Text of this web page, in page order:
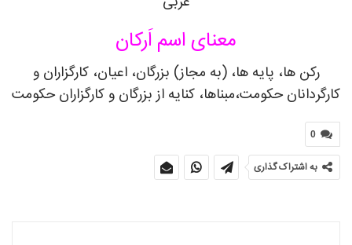
معنای اسم اَرکان
رکن ها، پایه ها، (به مجاز) بزرگان، اعیان، کارگزاران و
کارگردانان حکومت،مبناها، کنایه از بزرگان و کارگزاران حکومت
0
به اشتراک گذاری